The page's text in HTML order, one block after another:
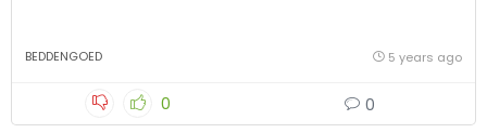
BEDDENGOED 5 years ago
0 0